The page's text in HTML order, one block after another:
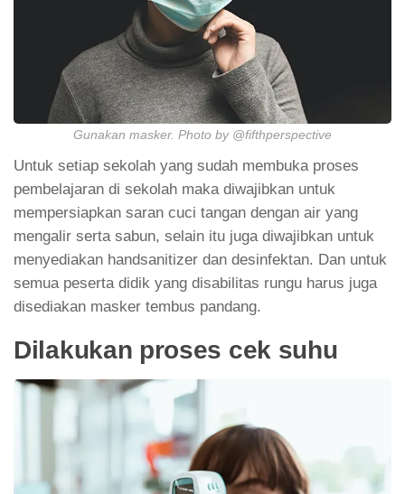
Gunakan masker. Photo by @fifthperspective
Untuk setiap sekolah yang sudah membuka proses
pembelajaran di sekolah maka diwajibkan untuk
mempersiapkan saran cuci tangan dengan air yang
mengalir serta sabun, selain itu juga diwajibkan untuk
menyediakan handsanitizer dan desinfektan. Dan untuk
semua peserta didik yang disabilitas rungu harus juga
disediakan masker tembus pandang.
Dilakukan proses cek suhu